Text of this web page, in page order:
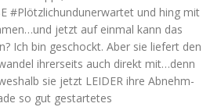
#Plötz­li­chund­un­er­war­tet und hing mit
jetzt auf ein­mal kann das
Ich bin geschockt. Aber sie lie­fert den
ihrer­seits auch direkt mit…denn
sie jetzt LEIDER ihre Abnehm­
so gut gestar­te­tes